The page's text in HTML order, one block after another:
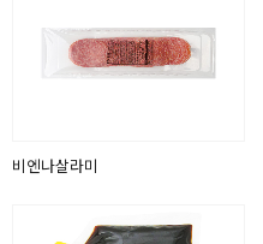
비엔나살라미